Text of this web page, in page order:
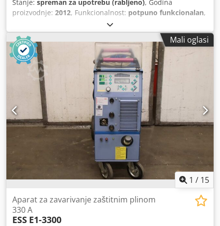
Stanje: spreman za upotrebu (rabljeno), Godina
proizvodnje: 2012, Funkcionalnost: potpuno funkcionalan,
Dostupna tipska pločica
1994., modernizirana od strane proizvođača strojeva KUKA
2012. Postrojenje ima jedinicu za obrezivanje, probijač
rubova i jedinicu za transport cijevi za istovar zavarenih
komponenti. Možemo prilagoditi ovo postrojenje prema
željama kupca. Također je moguće izvršiti potpunu
modernizaciju. Dkodex I Efbspfx Adrsr Stroj je sastavljen i
može se demonstrirati. Možemo za vas izraditi i vaše
spojeve zavarivanjem trenjem, do 300 tona sile stiskanja.
Kontaktirajte nas!
Mali oglasi
1 / 15
Aparat za zavarivanje zaštitnim plinom
330 A
ESS E1-3300